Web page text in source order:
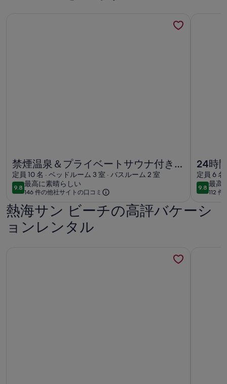
禁煙温泉＆プライベートサウナ付き・山間にひっそりと佇
禁煙温泉＆プライベートサウナ付き・
山間にひっそりと佇む貸別荘（11名様
まで可） / 熱海市 静岡県
定員 10 名 · ベッドルーム 3 室 · バスルーム 2 室
9.810段階中9.8
最高に素晴らしい
最
高
に
素
晴
146 件の他社サイトの口コミ
24時間
24時
貸切
ム/
定員 6 名
9.810段階
最高
最
高
112
熱海サン ビーチの高評バケーシ
ョンレンタル